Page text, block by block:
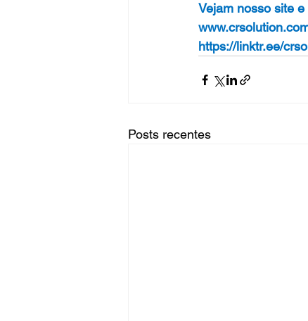
Vejam nosso site
https://linktr.ee/
Posts recentes